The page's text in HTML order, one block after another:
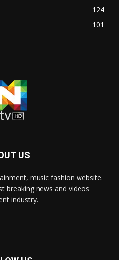
124
101
US
music fashion website.
breaking news and videos
industry.